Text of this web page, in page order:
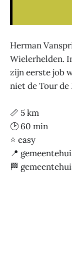
Herman
Wielerhelden.
zijn eerste job
niet de Tour de
📏 5 km
🕑 60 min
⭐ easy
📍
🏁